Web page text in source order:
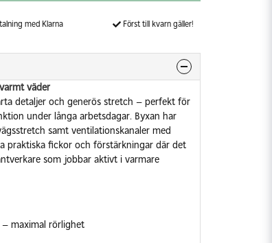
med Klarna Först till kvarn gäller!
väder
detaljer och generös stretch – perfekt för
under långa arbetsdagar. Byxan har
samt ventilationskanaler med
praktiska fickor och förstärkningar där det
som jobbar aktivt i varmare
– maximal rörlighet